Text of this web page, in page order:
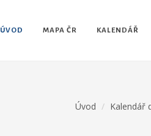
ÚVOD MAPA ČR KALENDÁŘ
Úvod Kalendář